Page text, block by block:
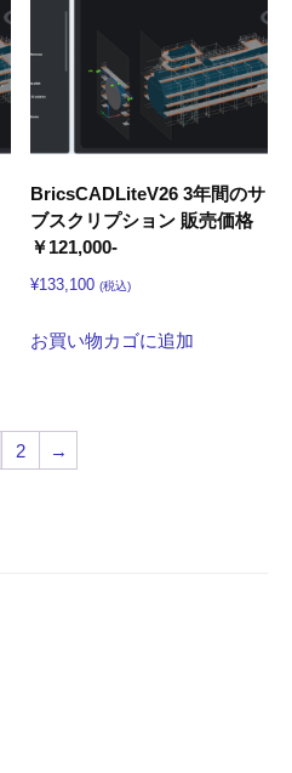
BricsCADLiteV26 3年間のサ
ブスクリプション 販売価格
￥121,000-
¥133,100 (税込)
お買い物カゴに追加
2 →